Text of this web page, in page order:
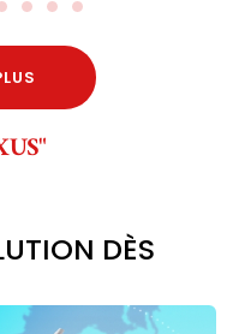
DÈS